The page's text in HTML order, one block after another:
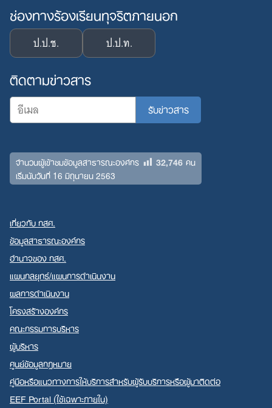
ช่องทางร้องเรียนทุจริตภายนอก
ป.ป.ช. ป.ป.ท.
ติดตามข่าวสาร
จำนวนผู้เข้าชมข้อมูลสาธารณะองค์กร 32,746คน
เริ่มนับวันที่ 16 มิถุนายน 2563
เกี่ยวกับ กสศ.
ข้อมูลสาธารณะองค์กร
อำนาจของ กสศ.
แผนกลยุทธ์/แผนการดำเนินงาน
ผลการดำเนินงาน
โครงสร้างองค์กร
คณะกรรมการบริหาร
ผู้บริหาร
ศูนย์ข้อมูลกฎหมาย
คู่มือหรือแนวทางการให้บริการสำหรับผู้รับบริการหรือผู้มาติดต่อ
EEF Portal (ใช้เฉพาะภายใน)